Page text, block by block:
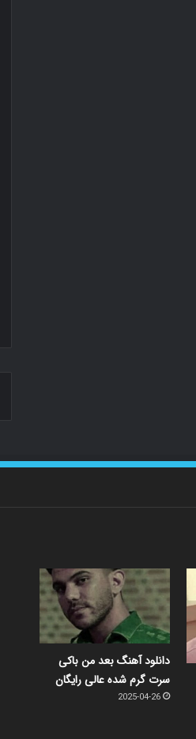
دانلود آهنگ بعد من باکی
سرت گرم شده عالی رایگان
2025-04-26